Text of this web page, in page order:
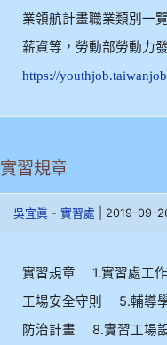
業領航計畫職業類別一
薪資等，勞動部勞動力
https://
實習規章
吳宜眞 -實習處 | 2019-09-
實習規章 1.實習處工
工場安全守則 5.輔導
防治計畫 8.實習工場